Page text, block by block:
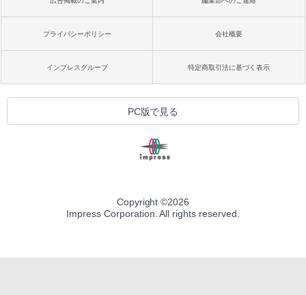
プライバシーポリシー 会社概要
インプレスグループ 特定商取引法に基づく表示
PC版で見る
Copyright ©2026
Impress Corporation. All rights reserved.